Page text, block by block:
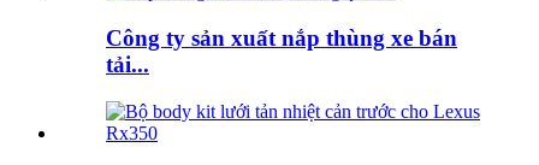
Công ty sản xuất nắp thùng xe bán
tải...